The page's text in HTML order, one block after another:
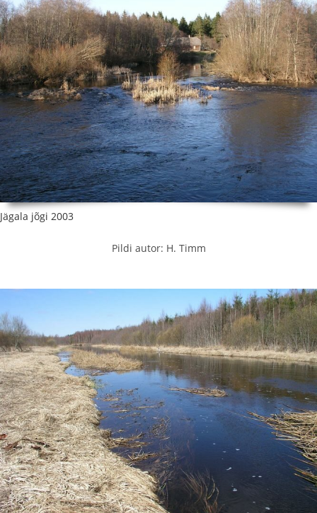
Jägala jõgi 2003
Pildi autor: H. Timm